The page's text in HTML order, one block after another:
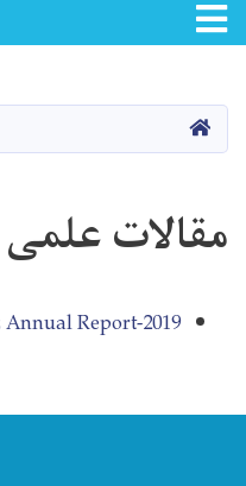
Toggle navigation
صفحه اصلی
مقالات
Report-2019